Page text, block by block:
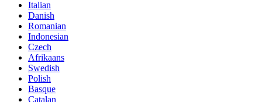
Italian
Danish
Romanian
Indonesian
Czech
Afrikaans
Swedish
Polish
Basque
Catalan